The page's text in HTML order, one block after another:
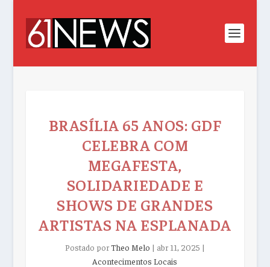
BRASÍLIA 65 ANOS: GDF
CELEBRA COM
MEGAFESTA,
SOLIDARIEDADE E
SHOWS DE GRANDES
ARTISTAS NA ESPLANADA
Postado porTheo Melo | abr 11, 2025 |
Acontecimentos Locais